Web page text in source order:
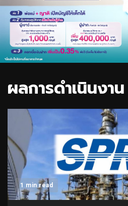
ผลการดำเนินงา
1 min read